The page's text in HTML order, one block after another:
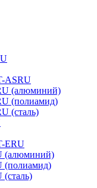
ASRU
(алюминий)
(полиамид)
(сталь)
ERU
(алюминий)
(полиамид)